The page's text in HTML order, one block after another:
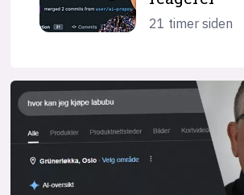
21 timer siden